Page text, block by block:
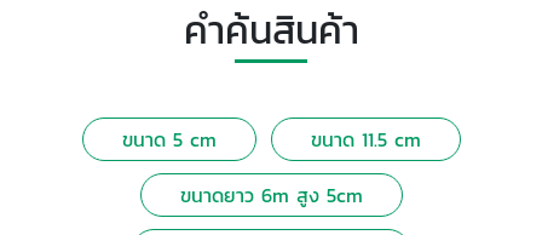
คำค้นสินค้า
ขนาด 5 cm
ขนาด 11.5 cm
ขนาดยาว 6m สูง 5cm